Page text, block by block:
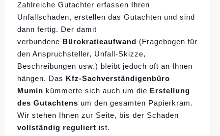
Zahlreiche Gutachter erfassen Ihren
Unfallschaden, erstellen das Gutachten und sind
dann fertig. Der damit
verbundene Bürokratieaufwand (Fragebogen für
den Anspruchsteller, Unfall-Skizze,
Beschreibungen usw.) bleibt jedoch oft an Ihnen
hängen. Das Kfz-Sachverständigenbüro
Mumin kümmerte sich auch um die Erstellung
des Gutachtens um den gesamten Papierkram.
Wir stehen Ihnen zur Seite, bis der Schaden
vollständig reguliert ist.